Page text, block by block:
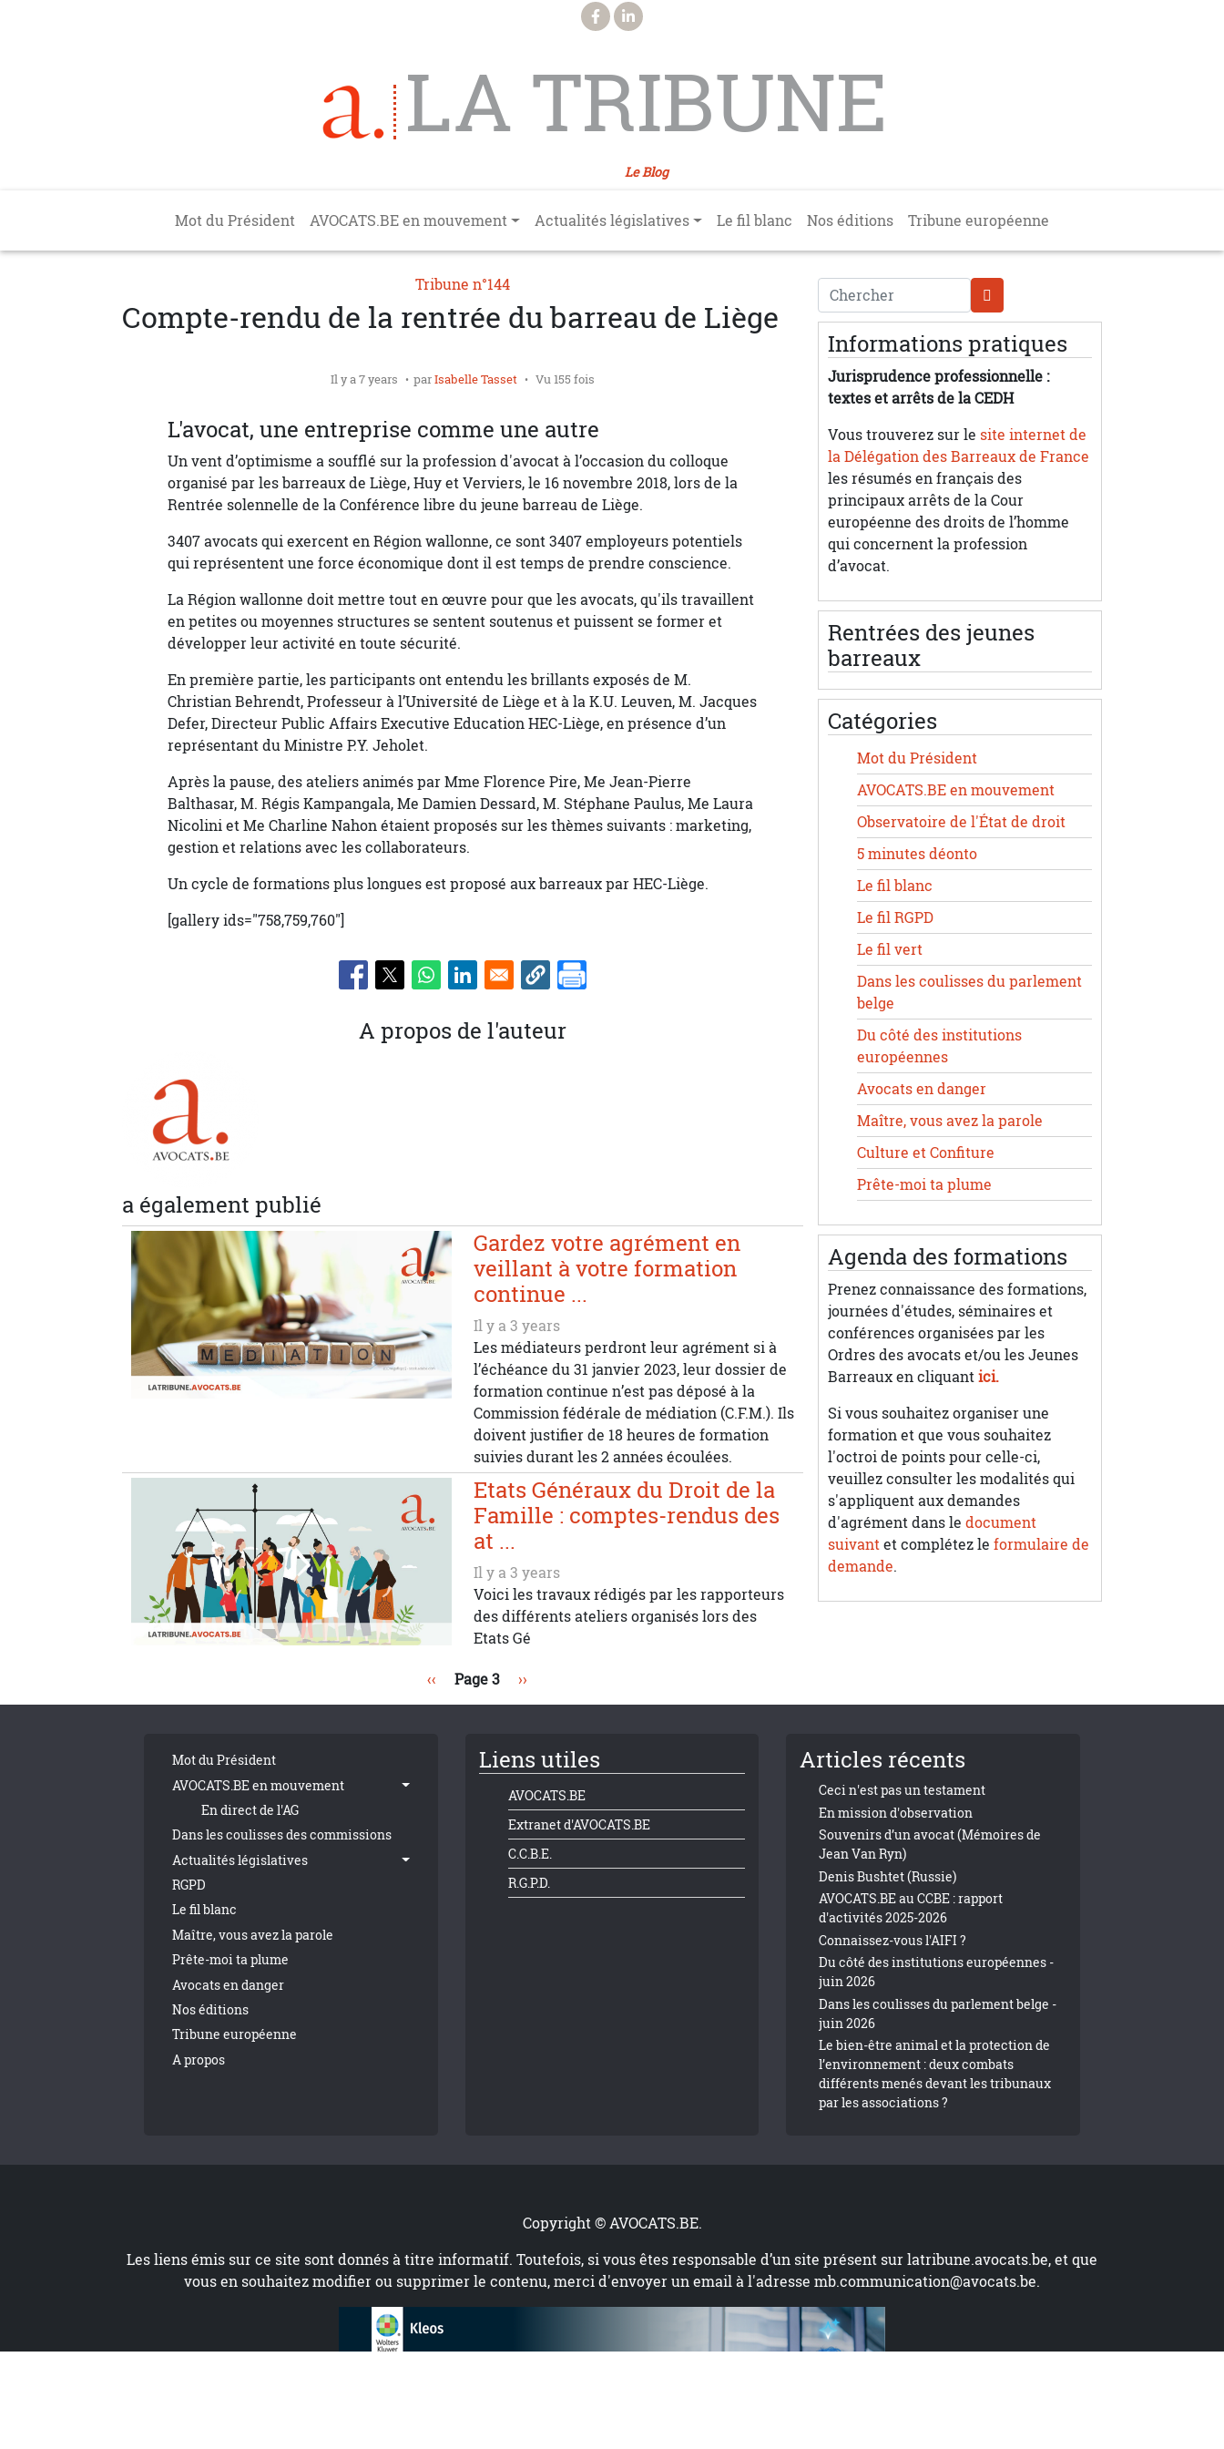
LA TRIBUNE
Le Blog
Main navigation
Mot du Président AVOCATS.BE en mouvement Actualités législatives Le fil blanc Nos éditions Tribune européenne
Tribune n°144
Compte-rendu de la rentrée du barreau de Liège
Il y a 7 years parIsabelle Tasset Vu 155 fois
L'avocat, une entreprise comme une autre
Un vent d’optimisme a soufflé sur la profession d'avocat à l’occasion du colloque
organisé par les barreaux de Liège, Huy et Verviers, le 16 novembre 2018, lors de la
Rentrée solennelle de la Conférence libre du jeune barreau de Liège.
3407 avocats qui exercent en Région wallonne, ce sont 3407 employeurs potentiels
qui représentent une force économique dont il est temps de prendre conscience.
La Région wallonne doit mettre tout en œuvre pour que les avocats, qu'ils travaillent
en petites ou moyennes structures se sentent soutenus et puissent se former et
développer leur activité en toute sécurité.
En première partie, les participants ont entendu les brillants exposés de M.
Christian Behrendt, Professeur à l’Université de Liège et à la K.U. Leuven, M. Jacques
Defer, Directeur Public Affairs Executive Education HEC-Liège, en présence d’un
représentant du Ministre P.Y. Jeholet.
Après la pause, des ateliers animés par Mme Florence Pire, Me Jean-Pierre
Balthasar, M. Régis Kampangala, Me Damien Dessard, M. Stéphane Paulus, Me Laura
Nicolini et Me Charline Nahon étaient proposés sur les thèmes suivants : marketing,
gestion et relations avec les collaborateurs.
Un cycle de formations plus longues est proposé aux barreaux par HEC-Liège.
[gallery ids="758,759,760"]
A propos de l'auteur
a également publié
Gardez votre agrément en
veillant à votre formation
continue ...
Il y a 3 years
Les médiateurs perdront leur agrément si à
l’échéance du 31 janvier 2023, leur dossier de
formation continue n’est pas déposé à la
Commission fédérale de médiation (C.F.M.). Ils
doivent justifier de 18 heures de formation
suivies durant les 2 années écoulées.
Etats Généraux du Droit de la
Famille : comptes-rendus des
at ...
Il y a 3 years
Voici les travaux rédigés par les rapporteurs
des différents ateliers organisés lors des
Etats Gé
Page précédente
‹‹ Page 3 Page suivante
››
Chercher
Informations pratiques
Jurisprudence professionnelle :
textes et arrêts de la CEDH
Vous trouverez sur le site internet de
la Délégation des Barreaux de France
les résumés en français des
principaux arrêts de la Cour
européenne des droits de l’homme
qui concernent la profession
d’avocat.
Rentrées des jeunes
barreaux
Catégories
Mot du Président
AVOCATS.BE en mouvement
Observatoire de l'État de droit
5 minutes déonto
Le fil blanc
Le fil RGPD
Le fil vert
Dans les coulisses du parlement
belge
Du côté des institutions
européennes
Avocats en danger
Maître, vous avez la parole
Culture et Confiture
Prête-moi ta plume
Agenda des formations
Prenez connaissance des formations,
journées d'études, séminaires et
conférences organisées par les
Ordres des avocats et/ou les Jeunes
Barreaux en cliquantici.
Si vous souhaitez organiser une
formation et que vous souhaitez
l'octroi de points pour celle-ci,
veuillez consulter les modalités qui
s'appliquent aux demandes
d'agrément dans ledocument
suivantet complétez leformulaire de
demande.
Tribune Footer
Mot du Président
AVOCATS.BE en mouvement
En direct de l'AG
Dans les coulisses des commissions
Actualités législatives
RGPD
Le fil blanc
Maître, vous avez la parole
Prête-moi ta plume
Avocats en danger
Nos éditions
Tribune européenne
A propos
Liens utiles
AVOCATS.BE
Extranet d'AVOCATS.BE
C.C.B.E.
R.G.P.D.
Articles récents
Ceci n'est pas un testament
En mission d'observation
Souvenirs d’un avocat (Mémoires de
Jean Van Ryn)
Denis Bushtet (Russie)
AVOCATS.BE au CCBE : rapport
d'activités 2025-2026
Connaissez-vous l'AIFI ?
Du côté des institutions européennes -
juin 2026
Dans les coulisses du parlement belge -
juin 2026
Le bien-être animal et la protection de
l’environnement : deux combats
différents menés devant les tribunaux
par les associations ?
Copyright © AVOCATS.BE.
Les liens émis sur ce site sont donnés à titre informatif. Toutefois, si vous êtes responsable d’un site présent surlatribune.avocats.be, et que
vous en souhaitez modifier ou supprimer le contenu, merci d'envoyer un email à l'adresse mb.communication@avocats.be.